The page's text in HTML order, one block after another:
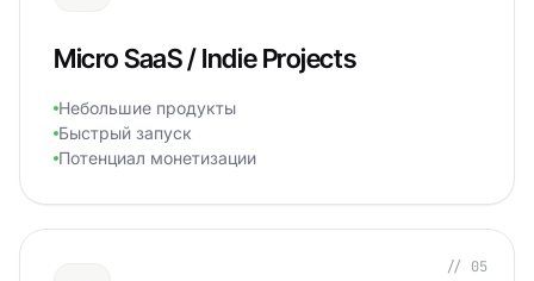
Micro SaaS / Indie Projects
Небольшие продукты
Быстрый запуск
Потенциал монетизации
// 05